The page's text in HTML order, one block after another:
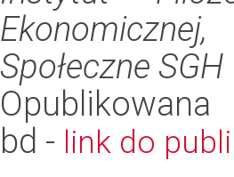
Społeczne SGH
Opublikowana
bd - link do